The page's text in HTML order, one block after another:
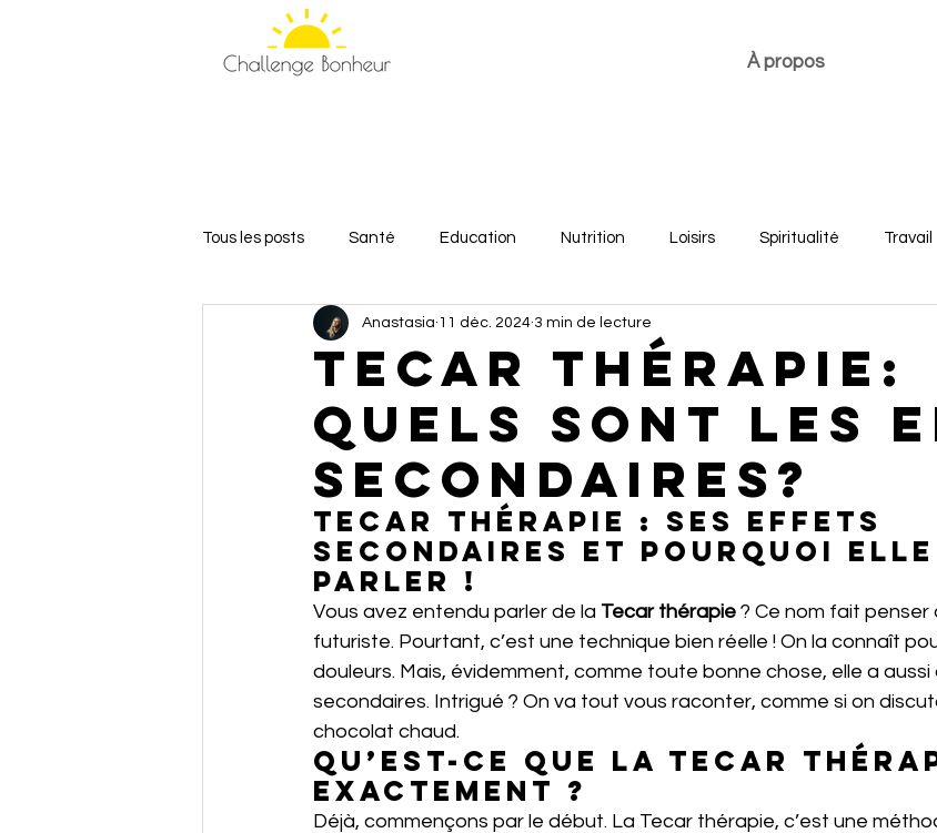
À propos
Tous les posts Santé Education Nutrition Loisirs Spiritualité Travail
Relations et Amour Bien-être Développement personnel
Tecar thérapie:
Quels sont les
secondaires?
Anastasia 11 déc. 2024 3 min de lecture
Tecar thérapie : ses effets
secondaires et pourquoi
parler !
Vous avez entendu parler de la Tecar thérapie ? Ce nom fait penser
futuriste. Pourtant, c’est une technique bien réelle ! On la connaît
douleurs. Mais, évidemment, comme toute bonne chose, elle a
secondaires. Intrigué ? On va tout vous raconter, comme si on
chocolat chaud.
Qu’est-ce que la Tecar
exactement ?
Déjà, commençons par le début. La Tecar thérapie, c’est une